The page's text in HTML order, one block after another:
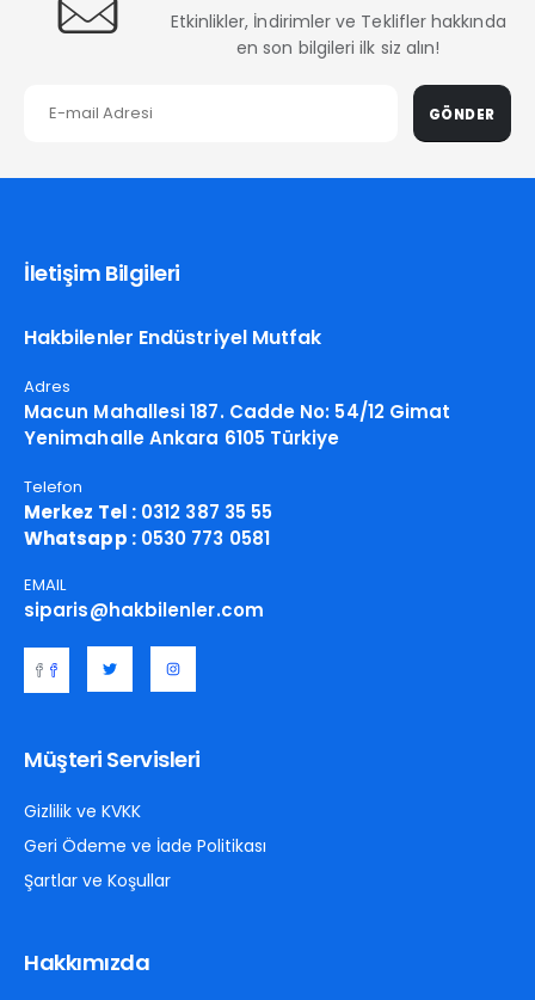
Etkinlikler, İndirimler ve Teklifler hakkında
en son bilgileri ilk siz alın!
GÖNDER
İletişim Bilgileri
Hakbilenler Endüstriyel Mutfak
Adres
Macun Mahallesi 187. Cadde No: 54/12 Gimat
Yenimahalle Ankara 6105 Türkiye
Telefon
Merkez Tel :0312 387 35 55
Whatsapp :0530 773 0581
EMAIL
siparis@hakbilenler.com
Müşteri Servisleri
Gizlilik ve KVKK
Geri Ödeme ve İade Politikası
Şartlar ve Koşullar
Hakkımızda